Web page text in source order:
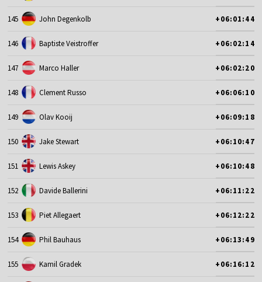
145 John Degenkolb +06:01:44
146 Baptiste Veistroffer +06:02:14
147 Marco Haller +06:02:20
148 Clement Russo +06:06:10
149 Olav Kooij +06:09:18
150 Jake Stewart +06:10:47
151 Lewis Askey +06:10:48
152 Davide Ballerini +06:11:22
153 Piet Allegaert +06:12:22
154 Phil Bauhaus +06:13:49
155 Kamil Gradek +06:16:12